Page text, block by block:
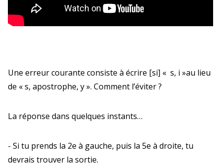
Une erreur courante consiste à écrire [si] « s, i »au lieu
de « s, apostrophe, y ». Comment l’éviter ?
La réponse dans quelques instants…
- Si tu prends la 2e à gauche, puis la 5e à droite, tu
devrais trouver la sortie.